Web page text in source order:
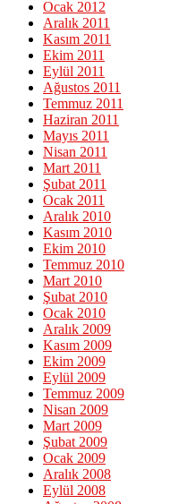
Ocak 2012
Aralık 2011
Kasım 2011
Ekim 2011
Eylül 2011
Ağustos 2011
Temmuz 2011
Haziran 2011
Mayıs 2011
Nisan 2011
Mart 2011
Şubat 2011
Ocak 2011
Aralık 2010
Kasım 2010
Ekim 2010
Temmuz 2010
Mart 2010
Şubat 2010
Ocak 2010
Aralık 2009
Kasım 2009
Ekim 2009
Eylül 2009
Temmuz 2009
Nisan 2009
Mart 2009
Şubat 2009
Ocak 2009
Aralık 2008
Eylül 2008